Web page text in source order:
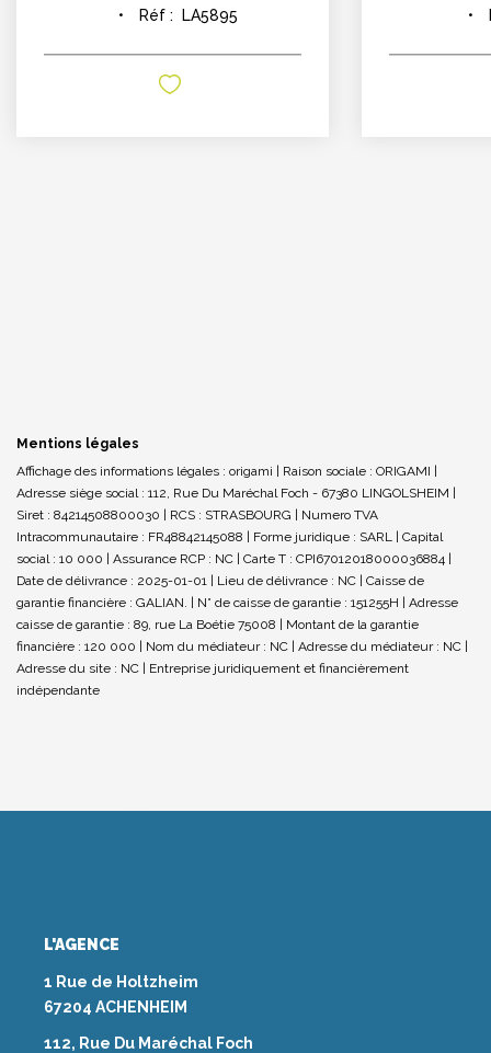
Réf : LA5895
Mentions légales
Affichage des informations légales : origami | Raison sociale : ORIGAMI |
Adresse siège social : 112, Rue Du Maréchal Foch - 67380 LINGOLSHEIM |
Siret : 84214508800030 | RCS : STRASBOURG | Numero TVA
Intracommunautaire : FR48842145088 | Forme juridique : SARL | Capital
social : 10 000 | Assurance RCP : NC | Carte T : CPI67012018000036884 |
Date de délivrance : 2025-01-01 | Lieu de délivrance : NC | Caisse de
garantie financière : GALIAN. | N° de caisse de garantie : 151255H | Adresse
caisse de garantie : 89, rue La Boétie 75008 | Montant de la garantie
financière : 120 000 | Nom du médiateur : NC | Adresse du médiateur : NC |
Adresse du site : NC | Entreprise juridiquement et financièrement
indépendante
L'AGENCE
1 Rue de Holtzheim
67204 ACHENHEIM
112, Rue Du Maréchal Foch